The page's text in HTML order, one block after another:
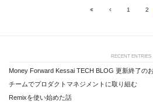
1 2
RECENT ENTRIES
Money Forward Kessai TECH BLOG 更新終了の
チームでプロダクトマネジメントに取り組む
Remixを使い始めた話